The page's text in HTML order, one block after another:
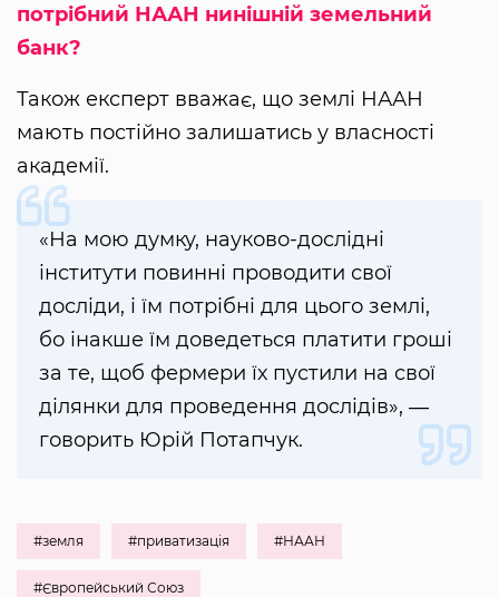
потрібний НААН нинішній земельний
банк?
Також експерт вважає, що землі НААН
мають постійно залишатись у власності
академії.
«На мою думку, науково-дослідні
інститути повинні проводити свої
досліди, і їм потрібні для цього землі,
бо інакше їм доведеться платити гроші
за те, щоб фермери їх пустили на свої
ділянки для проведення дослідів», ―
говорить Юрій Потапчук.
#земля #приватизація #НААН
#Європейський Союз